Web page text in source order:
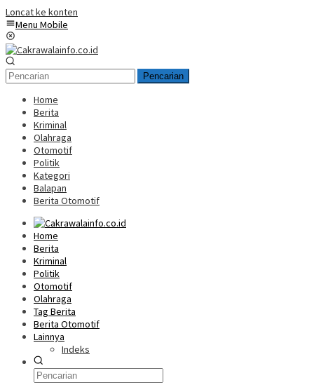
Loncat ke konten
Menu Mobile
Pencarian
Home
Berita
Kriminal
Olahraga
Otomotif
Politik
Kategori
Balapan
Berita Otomotif
Home
Berita
Kriminal
Politik
Otomotif
Olahraga
Tag Berita
Berita Otomotif
Lainnya
Indeks